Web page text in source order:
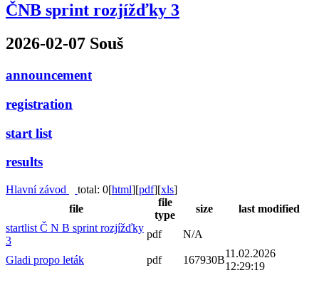
ČNB sprint rozjížďky 3
2026-02-07 Souš
announcement
registration
start list
results
Hlavní závod total: 0[html][pdf][xls]
file
file
type
size
last modified
startlist Č N B sprint rozjížďky
3
pdf N/A
Gladi propo leták pdf 167930B
11.02.2026
12:29:19